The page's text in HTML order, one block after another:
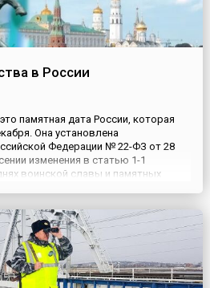
в России
памятная дата России, которая
Она установлена
Федерации № 22-ФЗ от 28
изменения в статью 1-1
воинской славы и памятных